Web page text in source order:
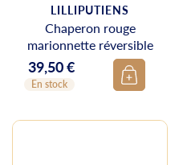
LILLIPUTIENS
Chaperon rouge
marionnette réversible
Prix
39,50 €
En stock